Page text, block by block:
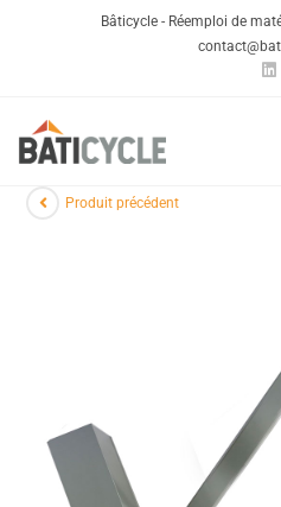
Bâticycle - Réemploi de
Produit précédent